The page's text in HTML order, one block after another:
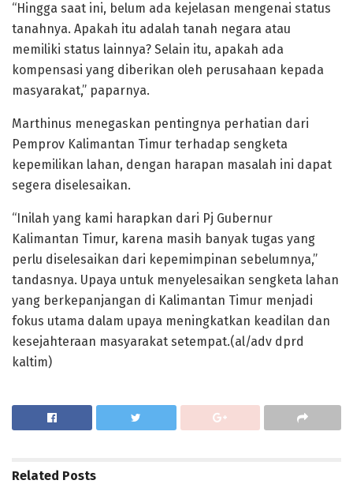
“Hingga saat ini, belum ada kejelasan mengenai status
tanahnya. Apakah itu adalah tanah negara atau
memiliki status lainnya? Selain itu, apakah ada
kompensasi yang diberikan oleh perusahaan kepada
masyarakat,” paparnya.
Marthinus menegaskan pentingnya perhatian dari
Pemprov Kalimantan Timur terhadap sengketa
kepemilikan lahan, dengan harapan masalah ini dapat
segera diselesaikan.
“Inilah yang kami harapkan dari Pj Gubernur
Kalimantan Timur, karena masih banyak tugas yang
perlu diselesaikan dari kepemimpinan sebelumnya,”
tandasnya. Upaya untuk menyelesaikan sengketa lahan
yang berkepanjangan di Kalimantan Timur menjadi
fokus utama dalam upaya meningkatkan keadilan dan
kesejahteraan masyarakat setempat.(al/adv dprd
kaltim)
Related Posts